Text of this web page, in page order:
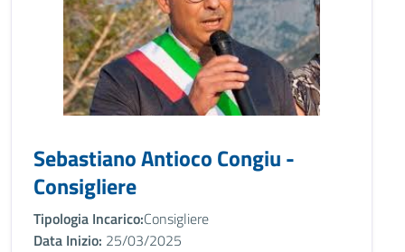
Sebastiano Antioco Congiu -
Consigliere
Tipologia Incarico:Consigliere
Data Inizio: 25/03/2025